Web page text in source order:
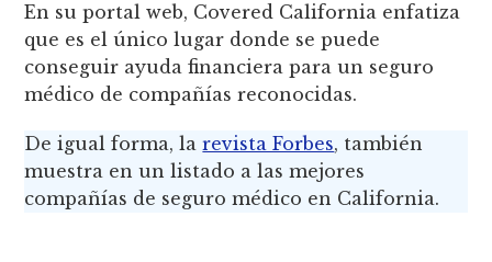
En su portal web, Covered California enfatiza
que es el único lugar donde se puede
conseguir ayuda financiera para un seguro
médico de compañías reconocidas.
De igual forma, larevista Forbes, también
muestra en un listado a las mejores
compañías de seguro médico en California.